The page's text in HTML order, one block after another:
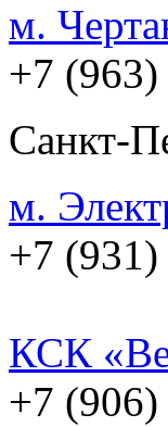
м.
+7
Санкт-
м.
+7
КСК
+7